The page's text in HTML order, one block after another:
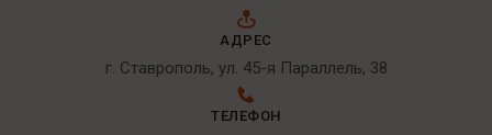
АДРЕС
г. Ставрополь, ул. 45-я Параллель, 38
ТЕЛЕФОН